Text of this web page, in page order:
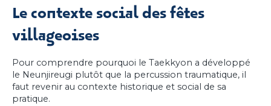
Le contexte social des fêtes
villageoises
Pour comprendre pourquoi le Taekkyon a développé
le Neunjireugi plutôt que la percussion traumatique, il
faut revenir au contexte historique et social de sa
pratique.